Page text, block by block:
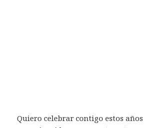
Quiero celebrar contigo estos años